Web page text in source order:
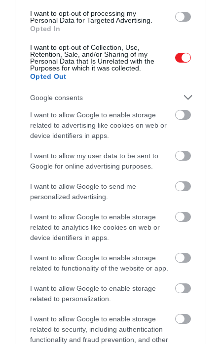
I want to opt-out of processing my
Personal Data for Targeted Advertising.
Opted In
I want to opt-out of Collection, Use,
Retention, Sale, and/or Sharing of my
Personal Data that Is Unrelated with the
Purposes for which it was collected.
Opted Out
Google consents
I want to allow Google to enable storage
related to advertising like cookies on web or
device identifiers in apps.
I want to allow my user data to be sent to
Google for online advertising purposes.
I want to allow Google to send me
personalized advertising.
I want to allow Google to enable storage
related to analytics like cookies on web or
device identifiers in apps.
I want to allow Google to enable storage
related to functionality of the website or app.
I want to allow Google to enable storage
related to personalization.
I want to allow Google to enable storage
related to security, including authentication
functionality and fraud prevention, and other
Tejútrendszeren kívül a legtöbb objektum is távolodni
látszik, azaz a fényüknek nagyobb utat kell
tompul – a James Webb viszont infravörös
tartományban folytat megfigyeléseket, ezért jóval
mélyebbre tud tekinteni az univerzumban.
A kutatók szerint az eredmények azt mutatják, hogy a
gondolták, emellett a JWST életében is nagy
volt a felfedezés.
A Maisie-galaxissal
kapcsolatban az az izgalmas,
hogy ez volt az egyik első
galaxis, amelyet a JWST
azonosított, és ebből a
halmazból ez az első, amelyet
spektroszkópiailag is
megerősítettek
– mondta Steven Finkelstein, az austini Texasi
Egyetem csillagásza, aki a születésnapos lányáról
nevezte el a galaxist.